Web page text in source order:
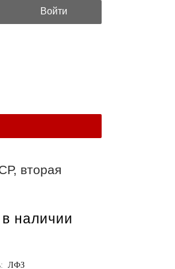
Войти
вторая
в наличии
ЛФЗ